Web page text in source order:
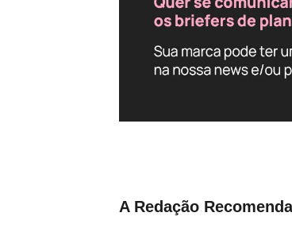
A Redação Recomenda